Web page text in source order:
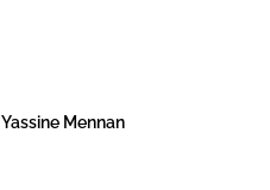
Yassine Mennan